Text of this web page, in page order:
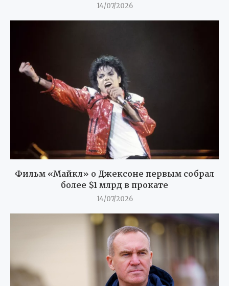
14/07/2026
Фильм «Майкл» о Джексоне первым собрал
более $1 млрд в прокате
14/07/2026